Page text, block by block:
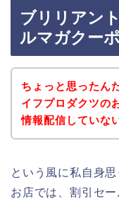
ブリリアン
ルマガクー
ちょっと思ったん
イフプロダクツの
情報配信していな
という風に私自身
お店では、割引セ